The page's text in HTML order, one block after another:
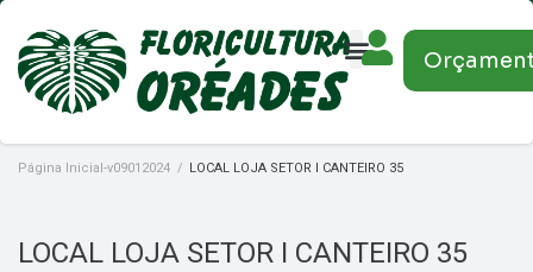
Página Inicial-v09012024 / LOCAL LOJA SETOR I CANTEIRO 35
LOCAL LOJA SETOR I CANTEIRO 35